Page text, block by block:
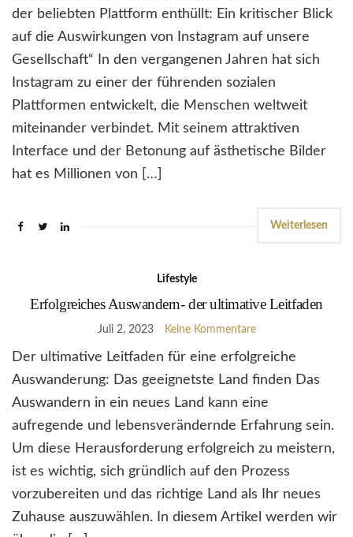
der beliebten Plattform enthüllt: Ein kritischer Blick
auf die Auswirkungen von Instagram auf unsere
Gesellschaft“ In den vergangenen Jahren hat sich
Instagram zu einer der führenden sozialen
Plattformen entwickelt, die Menschen weltweit
miteinander verbindet. Mit seinem attraktiven
Interface und der Betonung auf ästhetische Bilder
hat es Millionen von […]
Weiterlesen
Lifestyle
Erfolgreiches Auswandern- der ultimative Leitfaden
Juli 2, 2023 Keine Kommentare
Der ultimative Leitfaden für eine erfolgreiche
Auswanderung: Das geeignetste Land finden Das
Auswandern in ein neues Land kann eine
aufregende und lebensverändernde Erfahrung sein.
Um diese Herausforderung erfolgreich zu meistern,
ist es wichtig, sich gründlich auf den Prozess
vorzubereiten und das richtige Land als Ihr neues
Zuhause auszuwählen. In diesem Artikel werden wir